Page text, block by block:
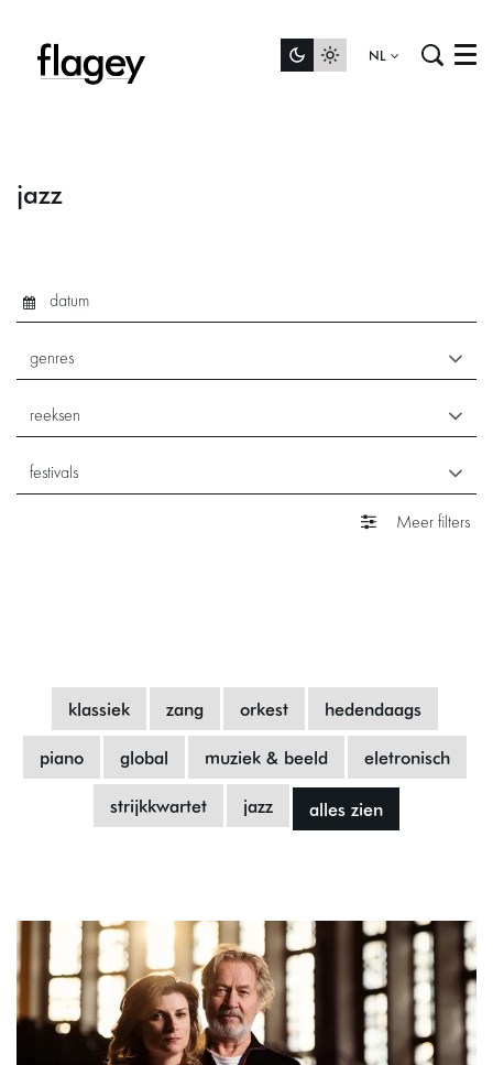
NL Menu
jazz
genres
reeksen
festivals
Meer filters
klassiek zang orkest hedendaags
piano global muziek & beeld eletronisch
strijkkwartet jazz alles zien